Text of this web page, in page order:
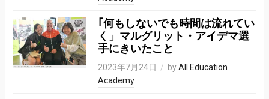
｢何もしないでも時間は流れてい
く」マルグリット・アイデマ選
手にきいたこと
2023年7月24日 byAll Education
Academy